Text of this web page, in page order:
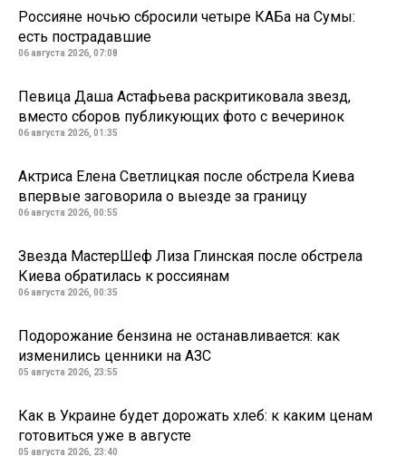
Россияне ночью сбросили четыре КАБа на Сумы:
есть пострадавшие
06 августа 2026, 07:08
Певица Даша Астафьева раскритиковала звезд,
вместо сборов публикующих фото с вечеринок
06 августа 2026, 01:35
Актриса Елена Светлицкая после обстрела Киева
впервые заговорила о выезде за границу
06 августа 2026, 00:55
Звезда МастерШеф Лиза Глинская после обстрела
Киева обратилась к россиянам
06 августа 2026, 00:35
Подорожание бензина не останавливается: как
изменились ценники на АЗС
05 августа 2026, 23:55
Как в Украине будет дорожать хлеб: к каким ценам
готовиться уже в августе
05 августа 2026, 23:40